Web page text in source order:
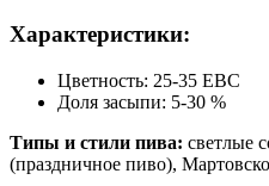
Характеристики:
Цветность: 25-35 EBC
Доля засыпи: 5-30 %
Типы и стили пива: светлые
(праздничное пиво),